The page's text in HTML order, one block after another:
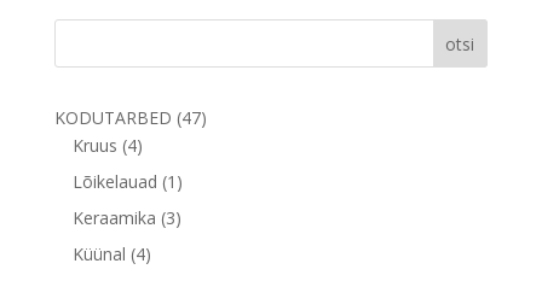
otsi
KODUTARBED 4747
Kruus 44
toodet
Lõikelauad 1 1
toode
Keraamika 33
Küünal 44